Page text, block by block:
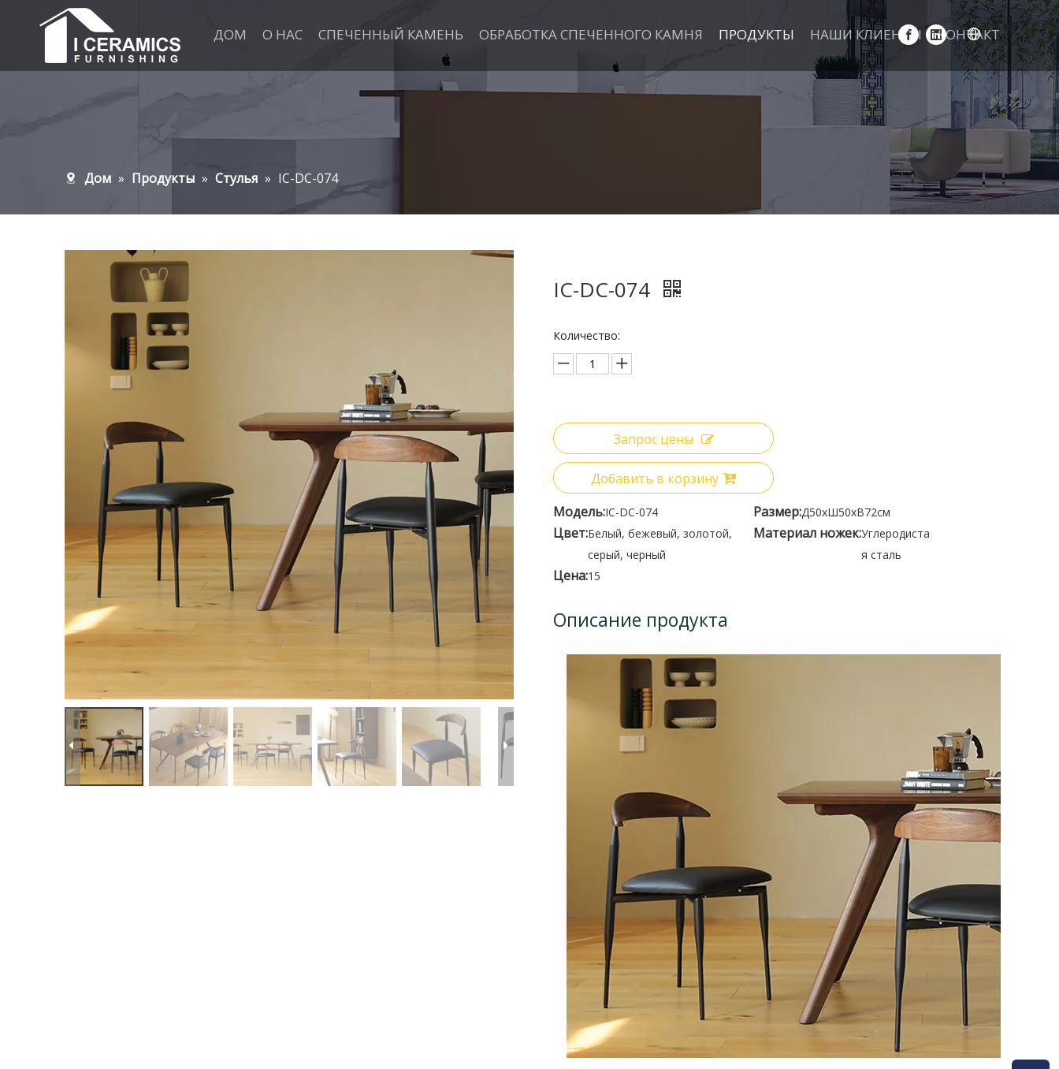
ДОМ О НАС СПЕЧЕННЫЙ КАМЕНЬ ОБРАБОТКА СПЕЧЕННОГО КАМНЯ ПРОДУКТЫ НАШИ КЛИЕНТЫ КОНТАКТ
Дом » Продукты » Стулья » IC-DC-074
IC-DC-074
Количество:
Запрос цены
Добавить в корзину
Модель:IC-DC-074 Размер:Д50xШ50xВ72см
Цвет:Белый, бежевый, золотой,
серый, черный
Материал ножек:Углеродиста
я сталь
Цена:15
Описание продукта